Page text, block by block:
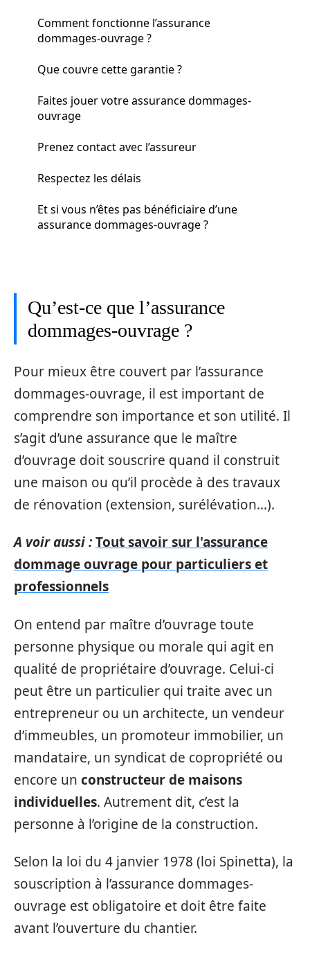
Comment fonctionne l’assurance
dommages-ouvrage ?
Que couvre cette garantie ?
Faites jouer votre assurance dommages-
ouvrage
Prenez contact avec l’assureur
Respectez les délais
Et si vous n’êtes pas bénéficiaire d’une
assurance dommages-ouvrage ?
Qu’est-ce que l’assurance
dommages-ouvrage ?
Pour mieux être couvert par l’assurance
dommages-ouvrage, il est important de
comprendre son importance et son utilité. Il
s’agit d’une assurance que le maître
d’ouvrage doit souscrire quand il construit
une maison ou qu’il procède à des travaux
de rénovation (extension, surélévation…).
A voir aussi :Tout savoir sur l'assurance
dommage ouvrage pour particuliers et
professionnels
On entend par maître d’ouvrage toute
personne physique ou morale qui agit en
qualité de propriétaire d’ouvrage. Celui-ci
peut être un particulier qui traite avec un
entrepreneur ou un architecte, un vendeur
d’immeubles, un promoteur immobilier, un
mandataire, un syndicat de copropriété ou
encore un constructeur de maisons
individuelles. Autrement dit, c’est la
personne à l’origine de la construction.
Selon la loi du 4 janvier 1978 (loi Spinetta), la
souscription à l’assurance dommages-
ouvrage est obligatoire et doit être faite
avant l’ouverture du chantier.